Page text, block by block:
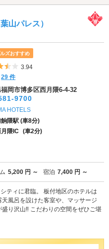
山パレス）
ズおすすめ
5つ星のうち3.5
3.94
29 件
岡市博多区西月隈6-4-32
9700
HOTELS
餉隈駅 (車8分)
月隈IC (車2分)
5,200 円 ～ 宿泊 7,400 円 ～
ティに君臨。 板付地区のホテルは
風呂を設けた客室や、マッサージ
り沢山‼ こだわりの空間をぜひご堪